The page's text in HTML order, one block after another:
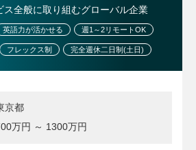
ックを活用した法務業務のDX推
ローの構築
ス全般に取り組むグローバル企業
英語力が活かせる 週1～2リモートOK
フレックス制 完全週休二日制(土日)
京都
万円 ～ 1300万円